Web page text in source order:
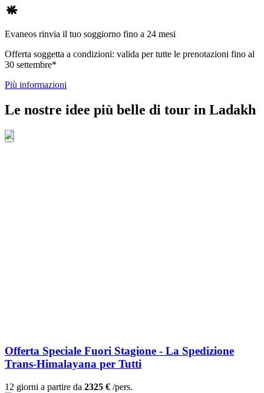
Evaneos rinvia il tuo soggiorno fino a 24 mesi
Offerta soggetta a condizioni: valida per tutte le prenotazioni fino al
30 settembre*
Più informazioni
Le nostre idee più belle di tour in Ladakh
Offerta Speciale Fuori Stagione - La Spedizione
Trans-Himalayana per Tutti
12 giorni a partire da 2325 € /pers.